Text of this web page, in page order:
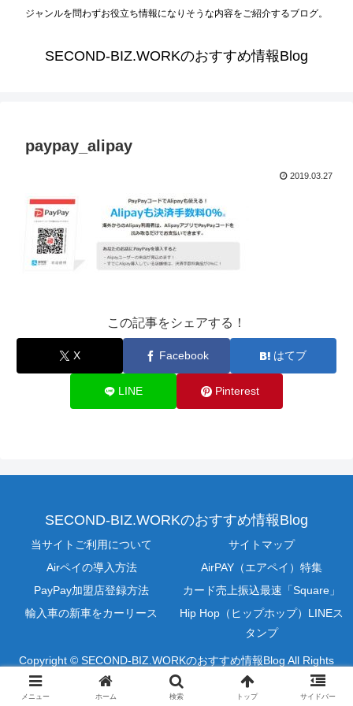
ジャンルを問わずお役立ち情報になりそうな内容をご紹介するブログ。
SECOND-BIZ.WORKのおすすめ情報Blog
paypay_alipay
2019.03.27
この記事をシェアする！
X Facebook はてブ
LINE Pinterest
SECOND-BIZ.WORKのおすすめ情報Blog
当サイトご利用について
サイトマップ
Airペイの導入方法
AirPAY（エアペイ）特集
PayPay加盟店登録方法
カード売上振込最速「Square」
輸入車の新車をカーリース
Hip Hop（ヒップホップ）LINEス
タンプ
Copyright © SECOND-BIZ.WORKのおすすめ情報Blog All Rights
Reserved.
メニュー ホーム 検索 トップ サイドバー